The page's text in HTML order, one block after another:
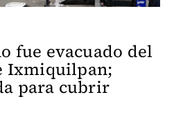
fue evacuado del
Ixmiquilpan;
para cubrir